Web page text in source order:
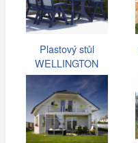
Plastový stůl
WELLINGTON